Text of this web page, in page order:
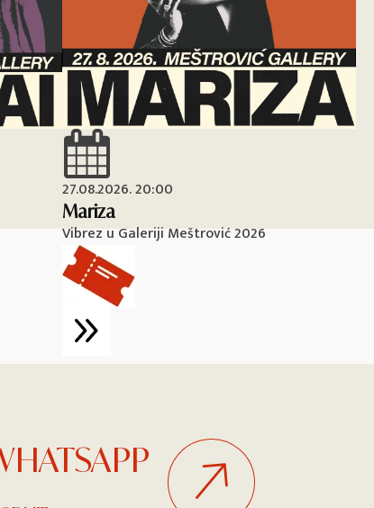
27.08.2026. 20:00
Mariza
Vibrez u Galeriji Meštrović 2026